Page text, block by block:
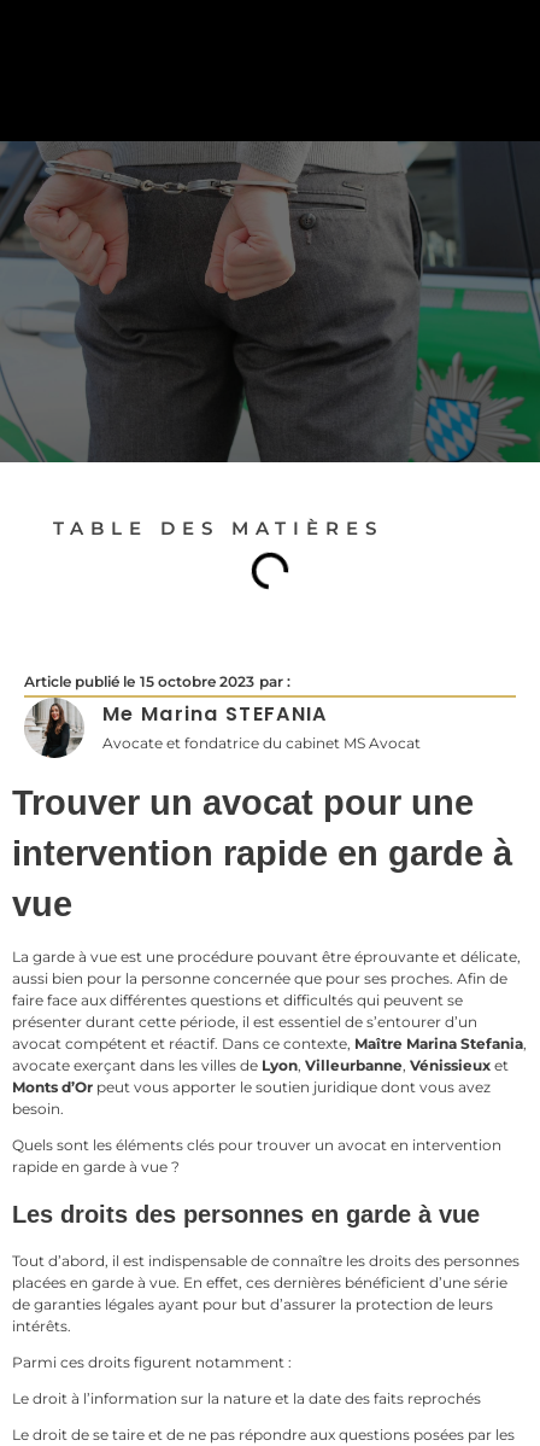
Article publié le 15 octobre 2023 par :
Me Marina STEFANIA
Avocate et fondatrice du cabinet MS Avocat
Trouver un avocat pour une
intervention rapide en garde à
vue
La garde à vue est une procédure pouvant être éprouvante et délicate,
aussi bien pour la personne concernée que pour ses proches. Afin de
faire face aux différentes questions et difficultés qui peuvent se
présenter durant cette période, il est essentiel de s’entourer d’un
avocat compétent et réactif. Dans ce contexte, Maître Marina Stefania,
avocate exerçant dans les villes de Lyon, Villeurbanne, Vénissieux et
Monts d’Or peut vous apporter le soutien juridique dont vous avez
besoin.
Quels sont les éléments clés pour trouver un avocat en intervention
rapide en garde à vue ?
Les droits des personnes en garde à vue
Tout d’abord, il est indispensable de connaître les droits des personnes
placées en garde à vue. En effet, ces dernières bénéficient d’une série
de garanties légales ayant pour but d’assurer la protection de leurs
intérêts.
Parmi ces droits figurent notamment :
Le droit à l’information sur la nature et la date des faits reprochés
Le droit de se taire et de ne pas répondre aux questions posées par les
TABLE DES MATIÈRES